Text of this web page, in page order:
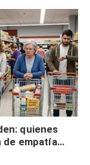
quienes
de empatía